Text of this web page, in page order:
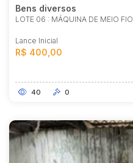
Bens diversos
LOTE 06 : MÁQUINA DE MEIO FIO
Lance Inicial
R$ 400,00
40 0